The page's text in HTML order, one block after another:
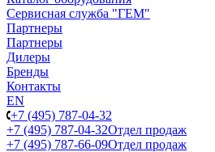
Сервисная служба "ГЕМ"
Партнеры
Партнеры
Дилеры
Бренды
Контакты
EN
+7 (495) 787-04-32
+7 (495) 787-04-32Отдел продаж
+7 (495) 787-66-09Отдел продаж